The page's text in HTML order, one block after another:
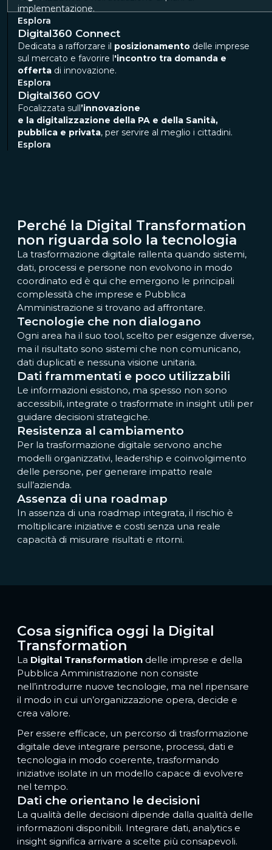
implementazione.
Esplora
Digital360 Connect
Dedicata a rafforzare il posizionamentodelle imprese
sul mercato e favorire l'incontro tra domanda e
offerta di innovazione.
Esplora
Digital360 GOV
Focalizzata sull’innovazione​
e la digitalizzazione della PA e della Sanità,
pubblica e privata, per servire al meglio i ​cittadini.
Esplora
Perché la Digital Transformation
non riguarda solo la tecnologia
La trasformazione digitale rallenta quando sistemi,
dati, processi e persone non evolvono in modo
coordinato ed è qui che emergono le principali
complessità che imprese e Pubblica
Amministrazione si trovano ad affrontare.
Tecnologie che non dialogano
Ogni area ha il suo tool, scelto per esigenze diverse,
ma il risultato sono sistemi che non comunicano,
dati duplicati e nessuna visione unitaria.
Dati frammentati e poco utilizzabili
Le informazioni esistono, ma spesso non sono
accessibili, integrate o trasformate in insight utili per
guidare decisioni strategiche.
Resistenza al cambiamento
Per la trasformazione digitale servono anche
modelli organizzativi, leadership e coinvolgimento
delle persone, per generare impatto reale
sull’azienda.
Assenza di una roadmap
In assenza di una roadmap integrata, il rischio è
moltiplicare iniziative e costi senza una reale
capacità di misurare risultati e ritorni.
Cosa significa oggi la Digital
Transformation
La Digital Transformation delle imprese e della
Pubblica Amministrazione non consiste
nell’introdurre nuove tecnologie, ma nel ripensare
il modo in cui un’organizzazione opera, decide e
crea valore.
Per essere efficace, un percorso di trasformazione
digitale deve integrare persone, processi, dati e
tecnologia in modo coerente, trasformando
iniziative isolate in un modello capace di evolvere
nel tempo.
Dati che orientano le decisioni
La qualità delle decisioni dipende dalla qualità delle
informazioni disponibili. Integrare dati, analytics e
insight significa arrivare a scelte più consapevoli.